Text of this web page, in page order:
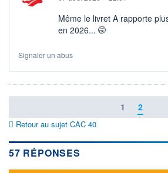
Même le livret A rapporte
en 2026... 🤭
Signaler un abus
1 2
Retour au sujet CAC 40
57 RÉPONSES